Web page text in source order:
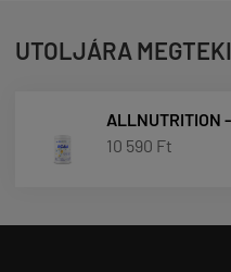
UTOLJÁRA
ALLNUTRITION
10 590 Ft